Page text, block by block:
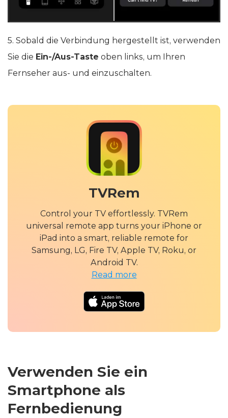
5. Sobald die Verbindung hergestellt ist, verwenden
Sie die Ein-/Aus-Taste oben links, um Ihren
Fernseher aus- und einzuschalten.
TVRem
Control your TV effortlessly. TVRem
universal remote app turns your iPhone or
iPad into a smart, reliable remote for
Samsung, LG, Fire TV, Apple TV, Roku, or
Android TV.
Read more
Verwenden Sie ein
Smartphone als
Fernbedienung